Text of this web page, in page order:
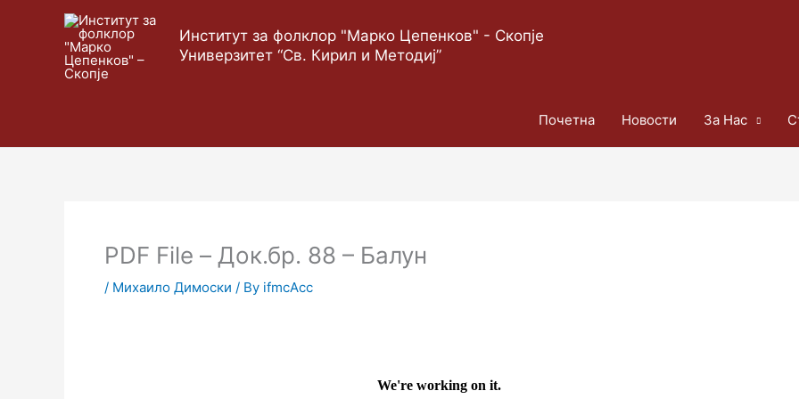
Институт за фолклор "Марко Цепенков" - Скопје
Универзитет “Св. Кирил и Методиј”
Почетна Новости За Нас
PDF File – Док.бр. 88 – Балун
/ Михаило Димоски / By ifmcAcc